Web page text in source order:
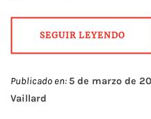
SEGUIR LEYENDO
Publicado en: 5 de marzo de
Vaillard